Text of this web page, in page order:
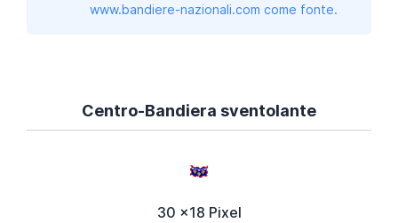
www.bandiere-nazionali.com come fonte.
Centro-Bandiera sventolante
30 x18 Pixel